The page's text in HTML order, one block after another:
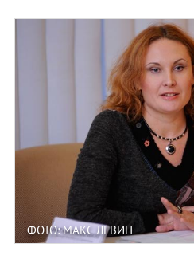
ФОТО: МАКС ЛЕВИН